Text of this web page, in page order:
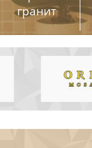
гранит